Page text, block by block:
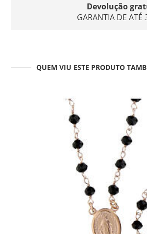
Devolução
GARANTIA DE ATÉ
QUEM VIU ESTE PRODUTO